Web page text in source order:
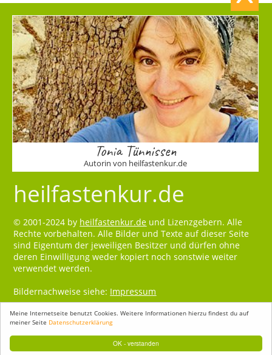
OK - verstanden
Meine Internetseite benutzt Cookies. Weitere Informationen hierzu findest du auf
meiner Seite Datenschutzerklärung
Tonia Tünnissen
Autorin von heilfastenkur.de
heilfastenkur.de
© 2001-2024 by heilfastenkur.de und Lizenzgebern. Alle
Rechte vorbehalten. Alle Bilder und Texte auf dieser Seite
sind Eigentum der jeweiligen Besitzer und dürfen ohne
deren Einwilligung weder kopiert noch sonstwie weiter
verwendet werden.
Bildernachweise siehe: Impressum